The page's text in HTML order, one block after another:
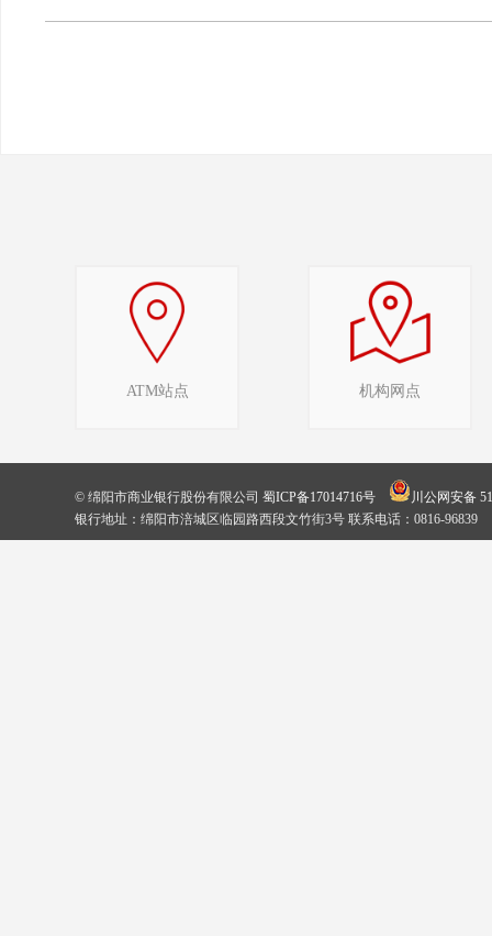
ATM站点 机构网点
© 绵阳市商业银行股份有限公司 蜀ICP备17014716号
川公网安备
银行地址：绵阳市涪城区临园路西段文竹街3号 联系电话：0816-96839